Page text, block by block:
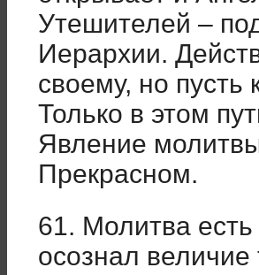
Утешителей –
Иерархии.
своему, но пусть
Только в этом
Явление
Прекрасном.
61. Молитва
осознал